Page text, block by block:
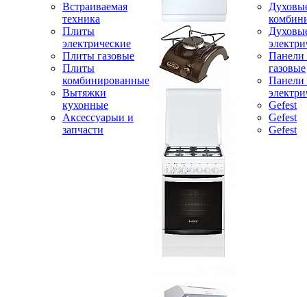
Встраиваемая
техника
Плиты
электрические
Плиты газовые
Плиты
комбинированные
Вытяжки
кухонные
Аксессуарыи и
запчасти
Панели
газовые
Панели
Gefest
Gefest
Gefest